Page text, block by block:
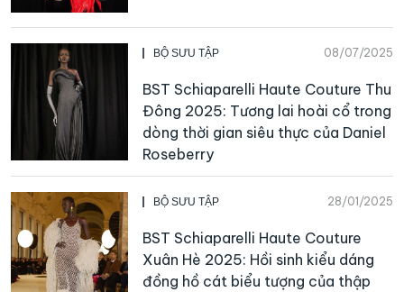
BỘ SƯU TẬP 08/07/2025
BST Schiaparelli Haute Couture Thu
Đông 2025: Tương lai hoài cổ trong
dòng thời gian siêu thực của Daniel
Roseberry
BỘ SƯU TẬP 28/01/2025
BST Schiaparelli Haute Couture
Xuân Hè 2025: Hồi sinh kiểu dáng
đồng hồ cát biểu tượng của thập